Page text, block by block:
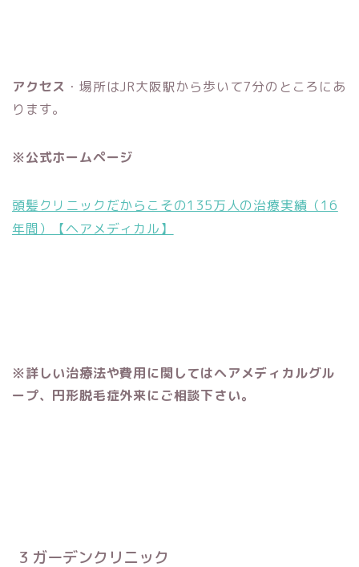
アクセス ・場所はJR大阪駅から歩いて7分のところにあ
ります。
※公式ホームページ
頭髪クリニックだからこその135万人の治療実績（16
年間）【ヘアメディカル】
※詳しい治療法や費用に関してはヘアメディカルグル
ープ、円形脱毛症外来にご相談下さい。
3 ガーデンクリニック